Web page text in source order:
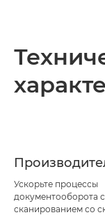
Ускорьте процессы
документооборота
сканированием со